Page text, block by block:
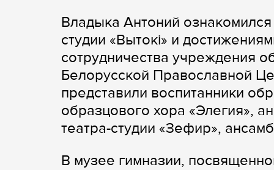
Владыка Антоний
студии «Вытокі» и
сотрудничества учреждения
Белорусской Православной
представили воспитанники
образцового хора «Элегия»,
театра-студии «Зефир»,
В музее гимназии,